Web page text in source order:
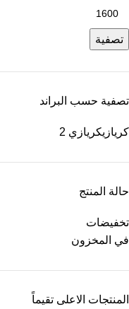
تصفية
تصفية حسب البراند
كريازيكريازي 2
حالة المنتج
تخفيضات
في المخزون
المنتجات الاعلى تقيماً